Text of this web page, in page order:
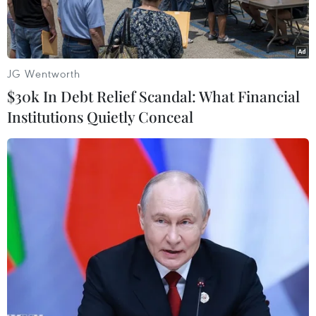
bảo vệ ngôi vương tại Giải U23 ĐNÁ 2025.
Đình Bắc (phải) và Khuất Văn Khang cùng góp mặt trong danh
sách triệu tập của Đội tuyển U22 Việt Nam. (Ảnh: TTXVN)
Chiều 20/6, huấn luyện viên trưởng Kim Sang-
sik công bố danh sách 35 cầu thủ tập trung đợt
JG Wentworth
$30k In Debt Relief Scandal: What Financial
Institutions Quietly Conceal